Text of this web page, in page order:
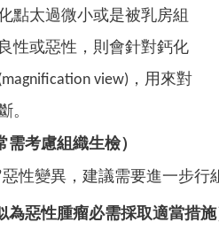
點太過微小或是被乳房組
性或惡性，則會針對鈣化
view)，用來對
。
需考慮組織生檢）
惡性變異，建議需要進一步行
為惡性腫瘤必需採取適當措